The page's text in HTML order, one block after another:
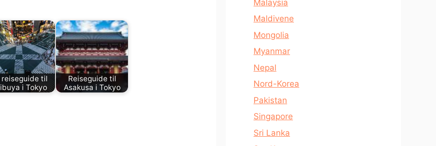
reiseguide til
i Tokyo
Reiseguide til
Asakusa i Tokyo
Malaysia
Maldivene
Mongolia
Myanmar
Nepal
Nord-Korea
Pakistan
Singapore
Sri Lanka